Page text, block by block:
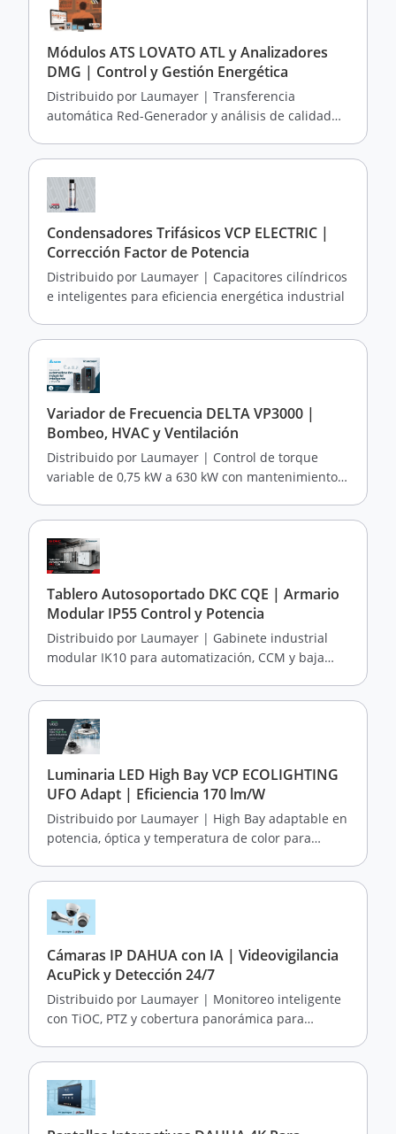
Módulos ATS LOVATO ATL y Analizadores
DMG | Control y Gestión Energética
Distribuido por Laumayer | Transferencia
automática Red-Generador y análisis de calidad
Condensadores Trifásicos VCP ELECTRIC |
Corrección Factor de Potencia
Distribuido por Laumayer | Capacitores cilíndricos
e inteligentes para eficiencia energética industrial
Variador de Frecuencia DELTA VP3000 |
Bombeo, HVAC y Ventilación
Distribuido por Laumayer | Control de torque
variable de 0,75 kW a 630 kW con mantenimiento
Tablero Autosoportado DKC CQE | Armario
Modular IP55 Control y Potencia
Distribuido por Laumayer | Gabinete industrial
modular IK10 para automatización, CCM y baja
Luminaria LED High Bay VCP ECOLIGHTING
UFO Adapt | Eficiencia 170 lm/W
Distribuido por Laumayer | High Bay adaptable en
potencia, óptica y temperatura de color para
Cámaras IP DAHUA con IA | Videovigilancia
AcuPick y Detección 24/7
Distribuido por Laumayer | Monitoreo inteligente
con TiOC, PTZ y cobertura panorámica para